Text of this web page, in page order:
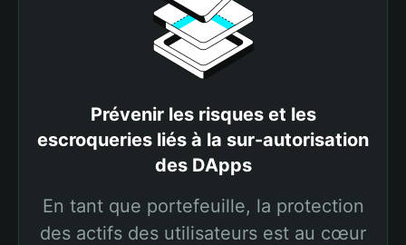
Prévenir les risques et les
escroqueries liés à la sur-autorisation
des DApps
En tant que portefeuille, la protection
des actifs des utilisateurs est au cœur